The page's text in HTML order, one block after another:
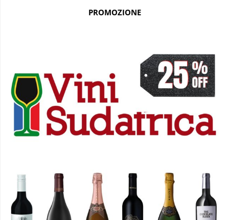
PROMOZIONE